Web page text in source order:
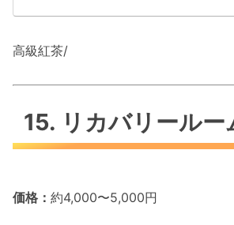
高級紅茶/
15. リカバリールー
価格： 約4,000〜5,000円